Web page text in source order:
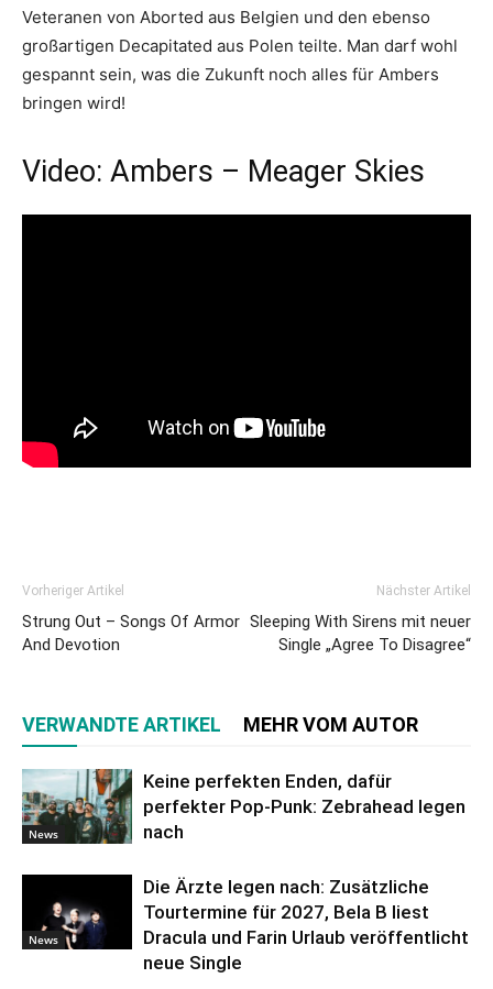
Veteranen von Aborted aus Belgien und den ebenso
großartigen Decapitated aus Polen teilte. Man darf wohl
gespannt sein, was die Zukunft noch alles für Ambers
bringen wird!
Video: Ambers – Meager Skies
Vorheriger Artikel
Strung Out – Songs Of Armor
And Devotion
Nächster Artikel
Sleeping With Sirens mit neuer
Single „Agree To Disagree“
VERWANDTE ARTIKEL MEHR VOM AUTOR
News
Keine perfekten Enden, dafür
perfekter Pop-Punk: Zebrahead legen
nach
News
Die Ärzte legen nach: Zusätzliche
Tourtermine für 2027, Bela B liest
Dracula und Farin Urlaub veröffentlicht
neue Single